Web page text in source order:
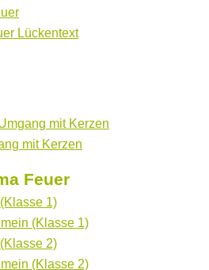
Lückentext
mit Kerzen
mit Kerzen
Feuer
1)
(Klasse 1)
2)
(Klasse 2)